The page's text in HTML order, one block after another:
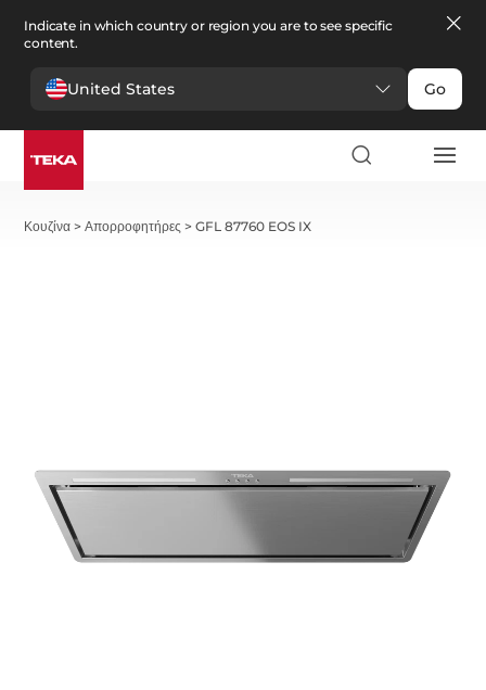
Indicate in which country or region you are to see specific
content.
United States Go
Κουζίνα >Απορροφητήρες >GFL 87760 EOS IX